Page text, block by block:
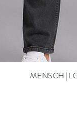
MENSCH |